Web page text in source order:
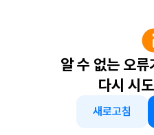
알 수 없는 오
다시 시
새로고침